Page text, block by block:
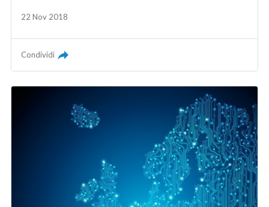
22 Nov 2018
Condividi